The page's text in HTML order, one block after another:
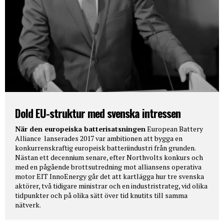
Dold EU-struktur med svenska intressen
När den europeiska batterisatsningen European Battery
Alliance lanserades 2017 var ambitionen att bygga en
konkurrenskraftig europeisk batteriindustri från grunden.
Nästan ett decennium senare, efter Northvolts konkurs och
med en pågående brottsutredning mot alliansens operativa
motor EIT InnoEnergy går det att kartlägga hur tre svenska
aktörer, två tidigare ministrar och en industristrateg, vid olika
tidpunkter och på olika sätt över tid knutits till samma
nätverk.